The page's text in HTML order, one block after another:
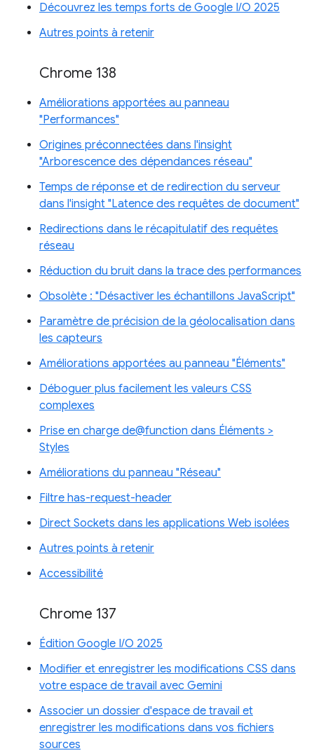
Découvrez les temps forts de Google I/O 2025
Autres points à retenir
Chrome 138
Améliorations apportées au panneau
"Performances"
Origines préconnectées dans l'insight
"Arborescence des dépendances réseau"
Temps de réponse et de redirection du serveur
dans l'insight "Latence des requêtes de document"
Redirections dans le récapitulatif des requêtes
réseau
Réduction du bruit dans la trace des performances
Obsolète : "Désactiver les échantillons JavaScript"
Paramètre de précision de la géolocalisation dans
les capteurs
Améliorations apportées au panneau "Éléments"
Déboguer plus facilement les valeurs CSS
complexes
Prise en charge de@function dans Éléments >
Styles
Améliorations du panneau "Réseau"
Filtre has-request-header
Direct Sockets dans les applications Web isolées
Autres points à retenir
Accessibilité
Chrome 137
Édition Google I/O 2025
Modifier et enregistrer les modifications CSS dans
votre espace de travail avec Gemini
Associer un dossier d'espace de travail et
enregistrer les modifications dans vos fichiers
sources